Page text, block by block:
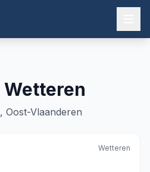
Wetteren
, Oost-Vlaanderen
Wetteren